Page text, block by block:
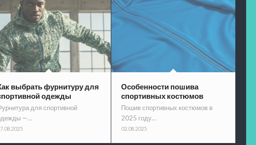
выбрать фурнитуру для
одежды
для спортивной
—…
Особенности пошива
спортивных костюмов
Пошив спортивных костюмов в
2025 году…
02.08.2025